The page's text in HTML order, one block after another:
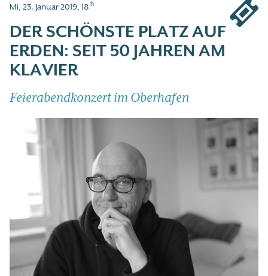
Mi, 23. Januar 2019, 18 h
DER SCHÖNSTE PLATZ AUF
ERDEN: SEIT 50 JAHREN AM
KLAVIER
Feierabendkonzert im Oberhafen